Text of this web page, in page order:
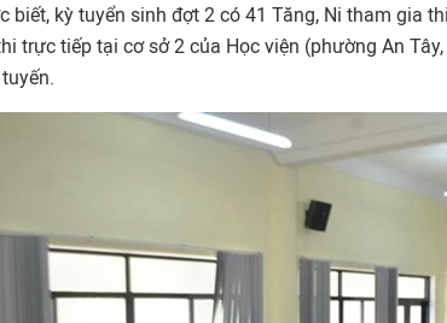
biết, kỳ tuyển sinh đợt 2 có 41 Tăng, Ni tham gia
trực tiếp tại cơ sở 2 của Học viện (phường An